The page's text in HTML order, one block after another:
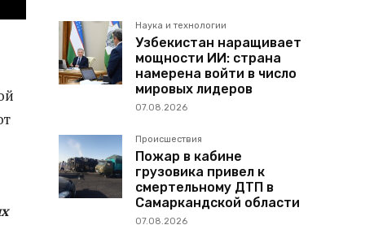
Наука и технологии
Узбекистан наращивает
мощности ИИ: страна
намерена войти в число
мировых лидеров
07.08.2026
Происшествия
Пожар в кабине
грузовика привел к
смертельному ДТП в
Самаркандской области
07.08.2026